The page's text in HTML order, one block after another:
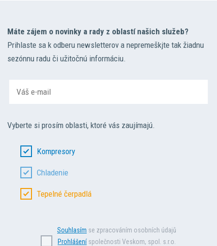
Máte zájem o novinky a rady z oblastí našich služeb?
Prihlaste sa k odberu newsletterov a nepremeškjte tak žiadnu
sezónnu radu či užitočnú informáciu.
Vyberte si prosím oblasti, ktoré vás zaujímajú.
Kompresory
Chladenie
Tepelné čerpadlá
Souhlasím se zpracováním osobních údajů
Prohlášeníspolečnosti Veskom, spol. s.r.o.